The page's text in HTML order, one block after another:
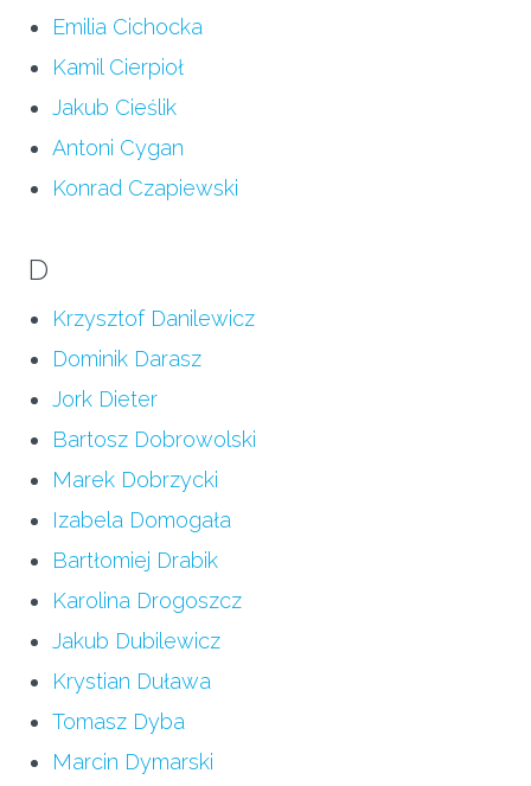
Emilia Cichocka
Kamil Cierpioł
Jakub Cieślik
Antoni Cygan
Konrad Czapiewski
D
Krzysztof Danilewicz
Dominik Darasz
Jork Dieter
Bartosz Dobrowolski
Marek Dobrzycki
Izabela Domogała
Bartłomiej Drabik
Karolina Drogoszcz
Jakub Dubilewicz
Krystian Duława
Tomasz Dyba
Marcin Dymarski